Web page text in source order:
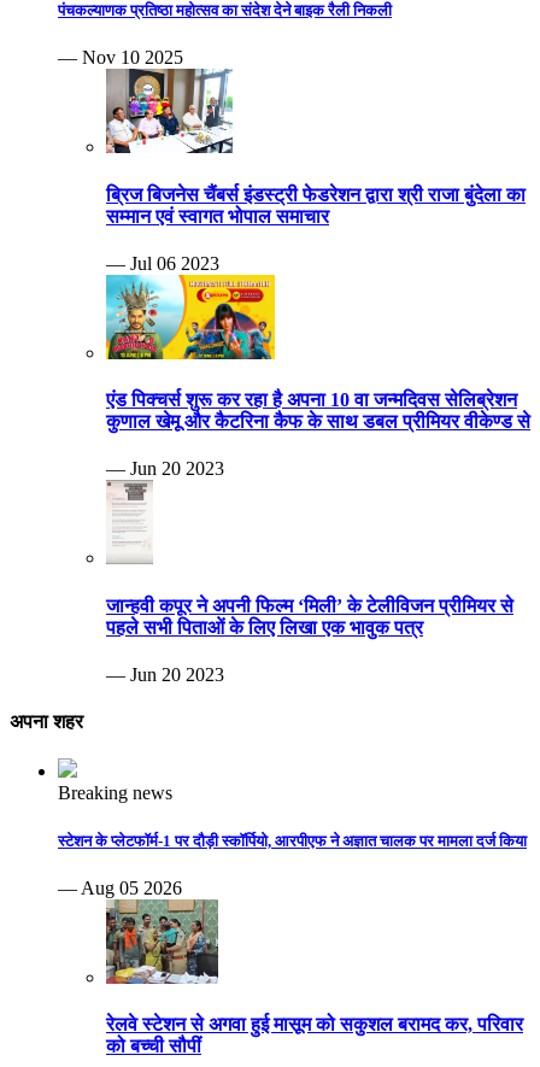
पंचकल्याणक प्रतिष्ठा महोत्सव का संदेश देने बाइक रैली निकली
— Nov 10 2025
ब्रिज बिजनेस चैंबर्स इंडस्ट्री फेडरेशन द्वारा श्री राजा बुंदेला का
सम्मान एवं स्वागत भोपाल समाचार
— Jul 06 2023
एंड पिक्चर्स शुरू कर रहा है अपना 10 वा जन्मदिवस सेलिब्रेशन
कुणाल खेमू और कैटरिना कैफ के साथ डबल प्रीमियर वीकेण्ड से
— Jun 20 2023
जान्हवी कपूर ने अपनी फिल्म ‘मिली’ के टेलीविजन प्रीमियर से
पहले सभी पिताओं के लिए लिखा एक भावुक पत्र
— Jun 20 2023
अपना शहर
Breaking news
स्टेशन के प्लेटफॉर्म-1 पर दौड़ी स्कॉर्पियो, आरपीएफ ने अज्ञात चालक पर मामला दर्ज किया
— Aug 05 2026
रेलवे स्टेशन से अगवा हुई मासूम को सकुशल बरामद कर, परिवार
को बच्ची सौपीं